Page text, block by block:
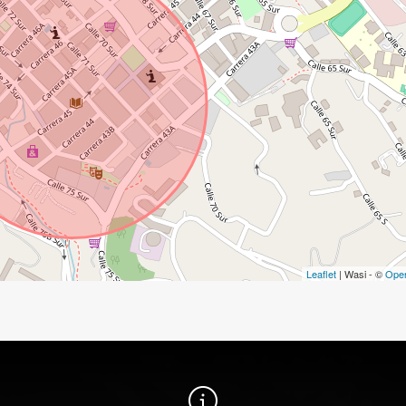
Leaflet | Wasi - ©